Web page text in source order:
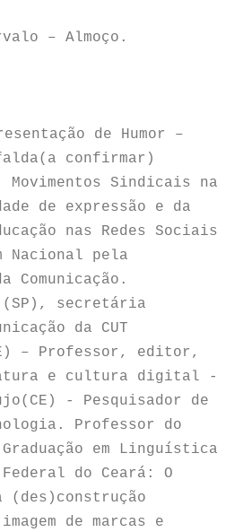
– Almoço.
de Humor –
confirmar)
Movimentos Sindicais na
de expressão e da
nas Redes Sociais
Nacional pela
Comunicação.
secretária
da CUT
– Professor, editor,
e cultura digital -
- Pesquisador de
Professor do
Graduação em Linguística
do Ceará: O
(des)construção
de marcas e